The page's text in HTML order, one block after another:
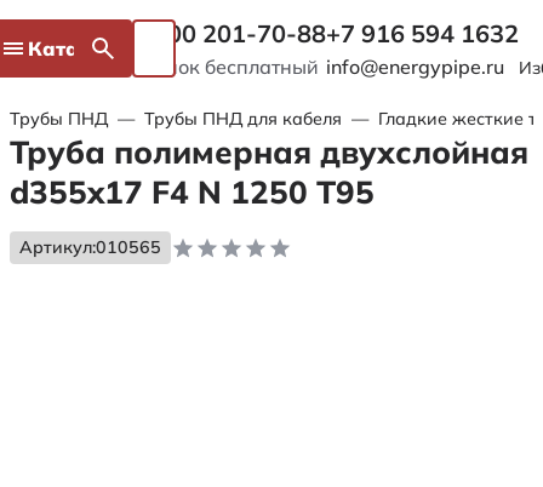
Каталог 8 800 201-70-88
Звонок бесплатный
+7 916 594 1632
info@energypipe.ru
Трубы ПНД — Трубы ПНД для кабеля — Гладкие жесткие
Труба полимерная двухслойная
d355x17 F4 N 1250 Т95
Артикул:010565